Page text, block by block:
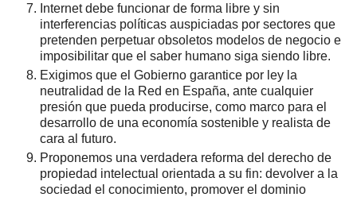
Internet debe funcionar de forma libre y sin
interferencias políticas auspiciadas por sectores que
pretenden perpetuar obsoletos modelos de negocio e
imposibilitar que el saber humano siga siendo libre.
Exigimos que el Gobierno garantice por ley la
neutralidad de la Red en España, ante cualquier
presión que pueda producirse, como marco para el
desarrollo de una economía sostenible y realista de
cara al futuro.
Proponemos una verdadera reforma del derecho de
propiedad intelectual orientada a su fin: devolver a la
sociedad el conocimiento, promover el dominio